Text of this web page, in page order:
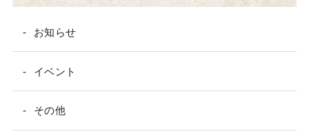
お知らせ
イベント
その他